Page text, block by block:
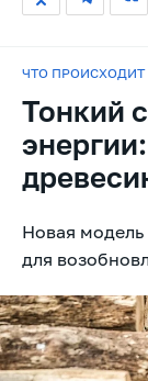
ЧТО ПРОИСХОДИТ
Тонкий
Новая
для